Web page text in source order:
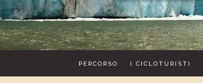
PERCORSO I CICLOTURISTI